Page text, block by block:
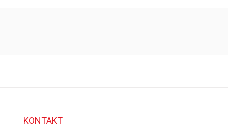
KONTAKT